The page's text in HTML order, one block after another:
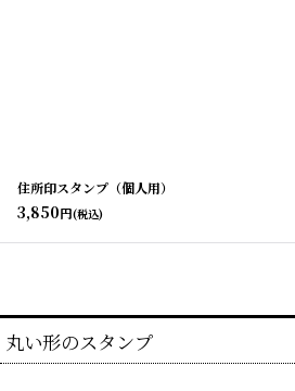
住所印スタンプ（個人用）
3,850円(税込)
丸い形のスタンプ